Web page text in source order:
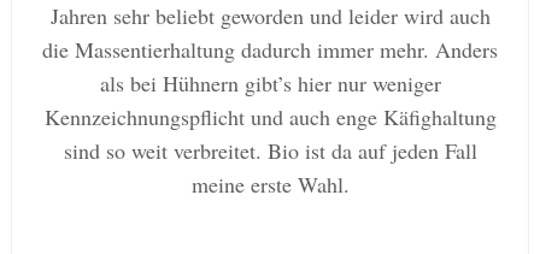
Jahren sehr beliebt geworden und leider wird auch
die Massentierhaltung dadurch immer mehr. Anders
als bei Hühnern gibt’s hier nur weniger
Kennzeichnungspflicht und auch enge Käfighaltung
sind so weit verbreitet. Bio ist da auf jeden Fall
meine erste Wahl.